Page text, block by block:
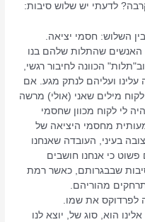
לדעתי יש שלוש סיבות:
השלוש: חסמי יציאה.
האנשים שהתלות שלהם בנו
הכוונה לחיבור רגשי,
ועליהם לנתק מגע. אם
מילים שאני (אולי) מרשה
לי לקוח מכוון שחסמי
מחסמי היציאה של
בעיני, העובדה שאנחנו
כי אנחנו חושבים
שבבגרותם, כאשר רמת
מהוריהם.
לפרדוקס את שמו.
הוא, סוג של, יוצא לנו